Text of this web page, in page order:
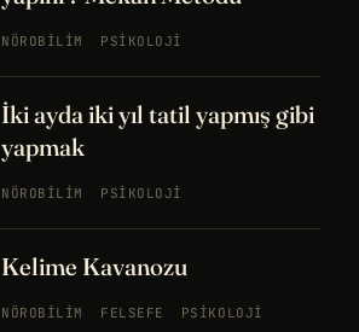
NÖROBILIM PSIKOLOJI
İki ayda iki yıl tatil yapmış gibi
yapmak
NÖROBILIM PSIKOLOJI
Kelime Kavanozu
NÖROBILIM FELSEFE PSIKOLOJI